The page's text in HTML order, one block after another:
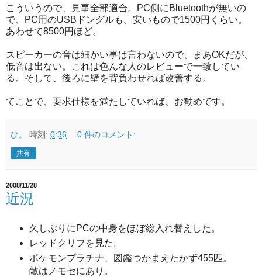
こういうので、見事全部適合。PC側にBluetoothが無いの
で、PC用のUSBドングルも。安いもので1500円くらい。
あわせて8500円ほど。
スピーカーの音は細かい事は言わないので、まあOKだが、
低音は出ない。これは色んな人のレビューで一致してい
る。そして、後ろに壁を背負わせれば改善する。
てことで、要求仕様を満たしていれば、お勧めです。
ひ。 時刻: 0:36 0 件のコメント:
共有
2008/11/28
近況
久しぶりにPCの中身をほぼ総入れ替えした。
レッドクリフを見た。
ポケモンプラチナ、図鑑つかまえたかず455匹。
敵はノモセにあり。